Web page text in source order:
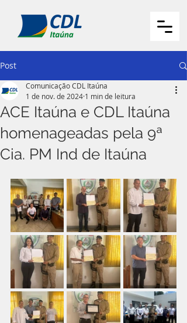
Post
ACE Itaúna e CDL Itaúna
homenageadas pela 9ª
Cia. PM Ind de Itaúna
Comunicação CDL Itaúna
1 de nov. de 2024 1 min de leitura